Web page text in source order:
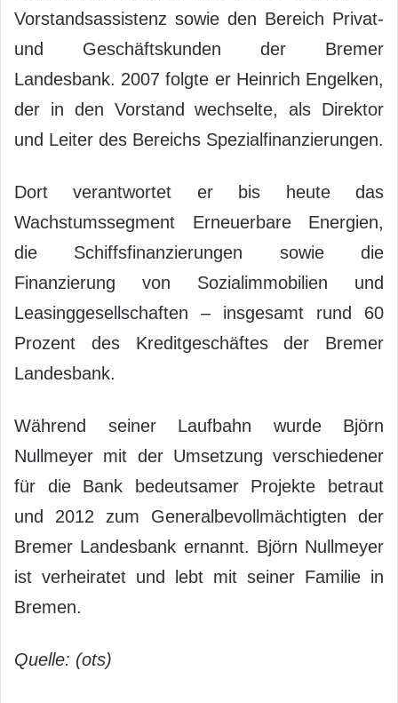
Vorstandsassistenz sowie den Bereich Privat-
und Geschäftskunden der Bremer
Landesbank. 2007 folgte er Heinrich Engelken,
der in den Vorstand wechselte, als Direktor
und Leiter des Bereichs Spezialfinanzierungen.
Dort verantwortet er bis heute das
Wachstumssegment Erneuerbare Energien,
die Schiffsfinanzierungen sowie die
Finanzierung von Sozialimmobilien und
Leasinggesellschaften – insgesamt rund 60
Prozent des Kreditgeschäftes der Bremer
Landesbank.
Während seiner Laufbahn wurde Björn
Nullmeyer mit der Umsetzung verschiedener
für die Bank bedeutsamer Projekte betraut
und 2012 zum Generalbevollmächtigten der
Bremer Landesbank ernannt. Björn Nullmeyer
ist verheiratet und lebt mit seiner Familie in
Bremen.
Quelle: (ots)